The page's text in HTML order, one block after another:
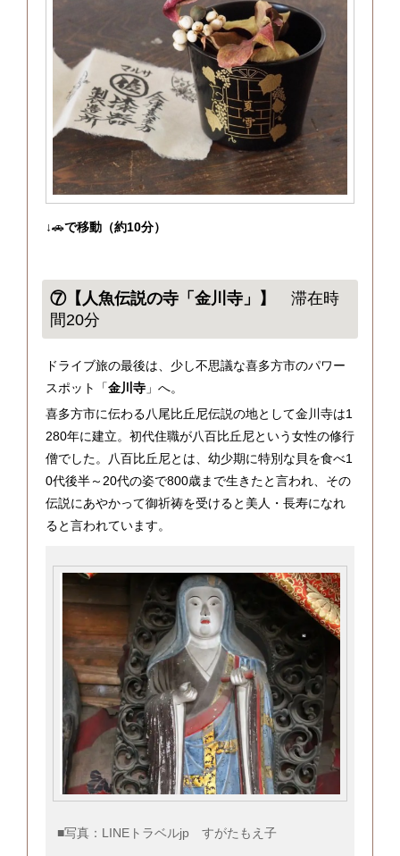
↓🚗で移動（約10分）
⑦【人魚伝説の寺「金川寺」】
滞在時
間20分
ドライブ旅の最後は、少し不思議な喜多方市のパワー
スポット「金川寺」へ。
喜多方市に伝わる八尾比丘尼伝説の地として金川寺は1
280年に建立。初代住職が八百比丘尼という女性の修行
僧でした。八百比丘尼とは、幼少期に特別な貝を食べ1
0代後半～20代の姿で800歳まで生きたと言われ、その
伝説にあやかって御祈祷を受けると美人・長寿になれ
ると言われています。
■写真：LINEトラベルjp すがたもえ子